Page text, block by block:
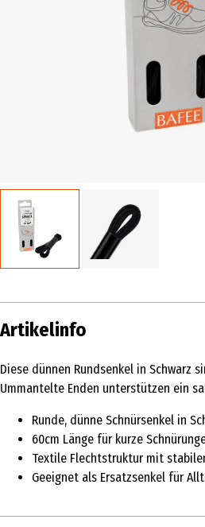
Artikelinfo
Diese dünnen Rundsenkel in
Ummantelte Enden unterstützen ein
Runde, dünne Schnürsenkel in
60cm Länge für kurze
Textile Flechtstruktur mit
Geeignet als Ersatzsenkel für